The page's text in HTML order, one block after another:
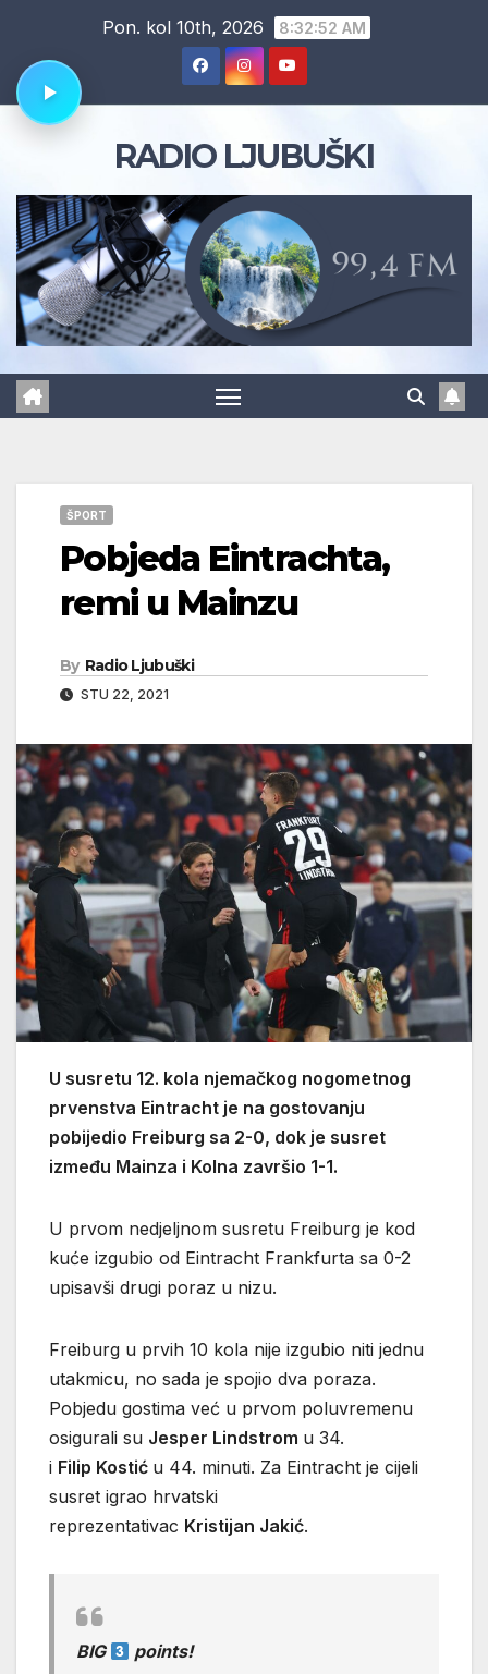
content
Pon. kol 10th, 2026 8:32:53 AM
RADIO LJUBUŠKI
ŠPORT
Pobjeda Eintrachta,
remi u Mainzu
By Radio Ljubuški
STU 22, 2021
U susretu 12. kola njemačkog nogometnog
prvenstva Eintracht je na gostovanju
pobijedio Freiburg sa 2-0, dok je susret
između Mainza i Kolna završio 1-1.
U prvom nedjeljnom susretu Freiburg je kod
kuće izgubio od Eintracht Frankfurta sa 0-2
upisavši drugi poraz u nizu.
Freiburg u prvih 10 kola nije izgubio niti jednu
utakmicu, no sada je spojio dva poraza.
Pobjedu gostima već u prvom poluvremenu
osigurali su Jesper Lindstrom u 34.
i Filip Kostić u 44. minuti. Za Eintracht je cijeli
susret igrao hrvatski
reprezentativac Kristijan Jakić.
BIG points!